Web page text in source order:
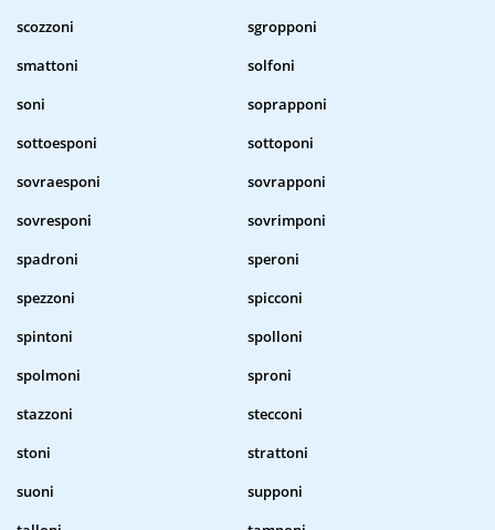
scozzoni
sgropponi
smattoni
solfoni
soni
soprapponi
sottoesponi
sottoponi
sovraesponi
sovrapponi
sovresponi
sovrimponi
spadroni
speroni
spezzoni
spicconi
spintoni
spolloni
spolmoni
sproni
stazzoni
stecconi
stoni
strattoni
suoni
supponi